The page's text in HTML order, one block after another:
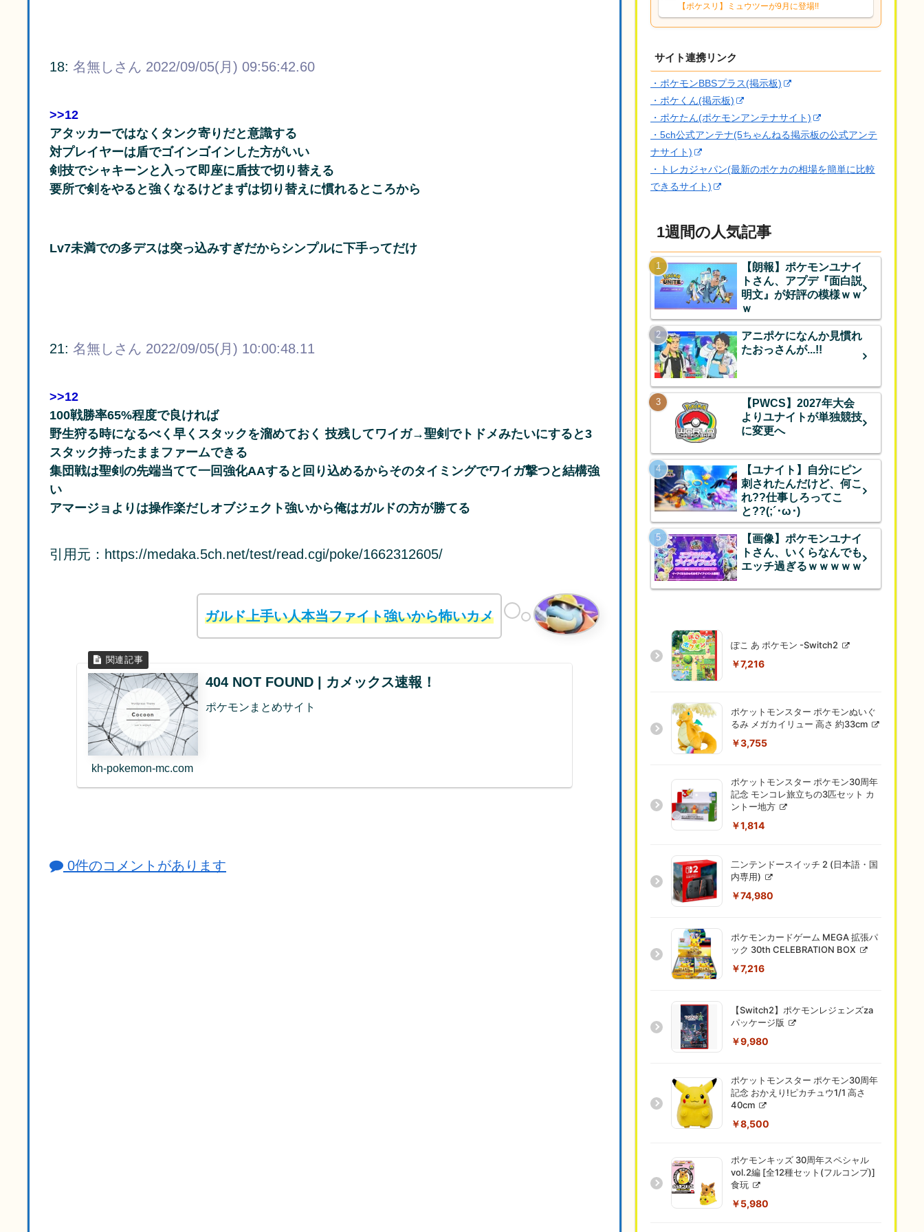
18: 名無しさん 2022/09/05(月) 09:56:42.60
>>12
アタッカーではなくタンク寄りだと意識する
対プレイヤーは盾でゴインゴインした方がいい
剣技でシャキーンと入って即座に盾技で切り替える
要所で剣をやると強くなるけどまずは切り替えに慣れるところから
Lv7未満での多デスは突っ込みすぎだからシンプルに下手ってだけ
21: 名無しさん 2022/09/05(月) 10:00:48.11
>>12
100戦勝率65%程度で良ければ
野生狩る時になるべく早くスタックを溜めておく 技残してワイガ→聖剣でトドメみたいにすると3
スタック持ったままファームできる
集団戦は聖剣の先端当てて一回強化AAすると回り込めるからそのタイミングでワイガ撃つと結構強
い
アマージョよりは操作楽だしオブジェクト強いから俺はガルドの方が勝てる
引用元：https://medaka.5ch.net/test/read.cgi/poke/1662312605/
ガルド上手い人本当ファイト強いから怖いカメ
404 NOT FOUND | カメックス速報！
ポケモンまとめサイト
kh-pokemon-mc.com
0件のコメントがあります
響は勉強になります。ありがとうござい
ますオイルはだいぶ強めのABBレントラ
ーいて芋の方が不安なんで1枚目にしよう
【ポケスリ】ミュウツーが9月に登場!!
サイト連携リンク
・ポケモンBBSプラス(掲示板)
・ポケくん(掲示板)
・ポケたん(ポケモンアンテナサイト)
・5ch公式アンテナ(5ちゃんねる掲示板の公式アンテ
ナサイト)
・トレカジャパン(最新のポケカの相場を簡単に比較
できるサイト)
1週間の人気記事
【朗報】ポケモンユナイ
トさん、アプデ『面白説
明文』が好評の模様ｗｗ
ｗ
アニポケになんか見慣れ
たおっさんが...!!
【PWCS】2027年大会
よりユナイトが単独競技
に変更へ
【ユナイト】自分にピン
刺されたんだけど、何こ
れ??仕事しろってこ
と??(;´･ω･)
【画像】ポケモンユナイ
トさん、いくらなんでも
エッチ過ぎるｗｗｗｗｗ
ぽこ あ ポケモン -Switch2
￥7,216
ポケットモンスター ポケモンぬいぐ
るみ メガカイリュー 高さ 約33cm
￥3,755
ポケットモンスター ポケモン30周年
記念 モンコレ旅立ちの3匹セット カ
ントー地方
￥1,814
二ンテンドースイッチ 2 (日本語・国
内専用)
￥74,980
ポケモンカードゲーム MEGA 拡張パ
ック 30th CELEBRATION BOX
￥7,216
【Switch2】ポケモンレジェンズza
パッケージ版
￥9,980
ポケットモンスター ポケモン30周年
記念 おかえり!ピカチュウ1/1 高さ
40cm
￥8,500
ポケモンキッズ 30周年スペシャル
vol.2編 [全12種セット(フルコンプ)]
食玩
￥5,980